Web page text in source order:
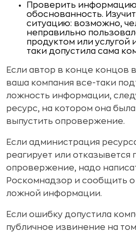
Проверить
обоснованность.
ситуацию: возможно,
неправильно
продуктом или услугой
таки допустила сама
Если автор в конце концов
ваша компания все-таки
ложность информации,
ресурс, на котором она
выпустить опровержение.
Если администрация
реагирует или отказывется
опровержение, надо
Роскомнадзор и сообщить
ложной информации.
Если ошибку допустила
публичное извинение на